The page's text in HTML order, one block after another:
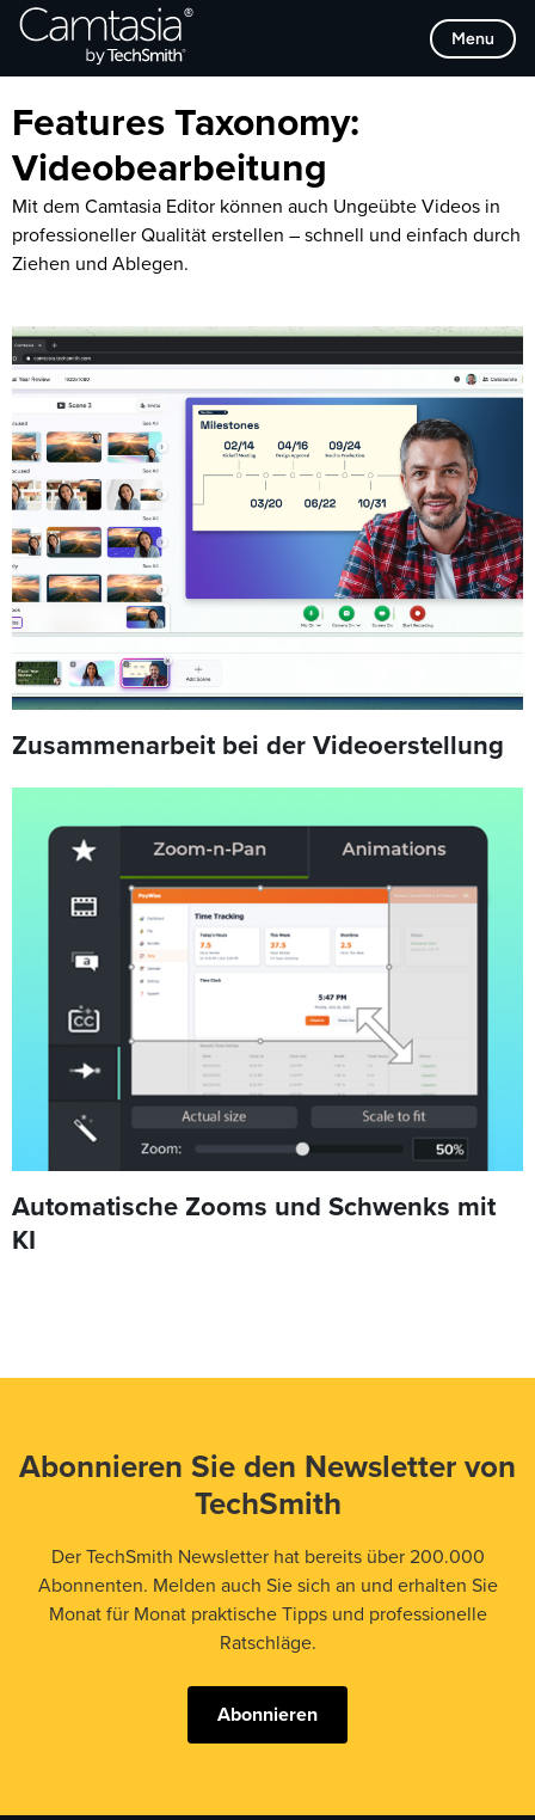
Direkt
zum
Menu
Browse Categories
Features Taxonomy:
Videobearbeitung
Mit dem Camtasia Editor können auch Ungeübte Videos in
professioneller Qualität erstellen – schnell und einfach durch
Ziehen und Ablegen.
Zusammenarbeit bei der Videoerstellung
Automatische Zooms und Schwenks mit
KI
Abonnieren Sie den Newsletter von
TechSmith
Der TechSmith Newsletter hat bereits über 200.000
Abonnenten. Melden auch Sie sich an und erhalten Sie
Monat für Monat praktische Tipps und professionelle
Ratschläge.
Abonnieren